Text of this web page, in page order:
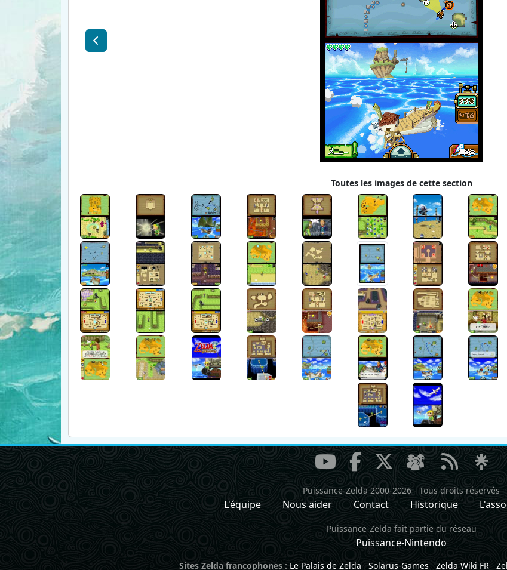
Toutes les images de cette section
Puissance-Zelda 2000-2026- Tous droits réservés
L'équipe Nous aider Contact Historique
Puissance-Zelda fait partie du réseau
Puissance-Nintendo
Sites Zelda francophones : Le Palais de Zelda Solarus-Games Zelda Wiki FR